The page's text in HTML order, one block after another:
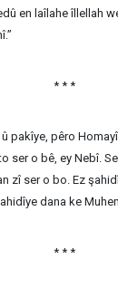
en laîlahe îllellah
* * *
pakîye, pêro
ser o bê, ey Nebî.
zî ser o bo. Ez
dana ke
* * *